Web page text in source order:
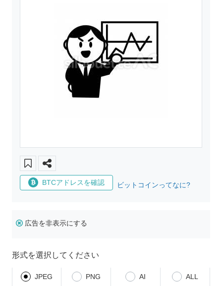
BTCアドレスを確認 ビットコインってなに?
広告を非表示にする
形式を選択してください
JPEG PNG AI ALL